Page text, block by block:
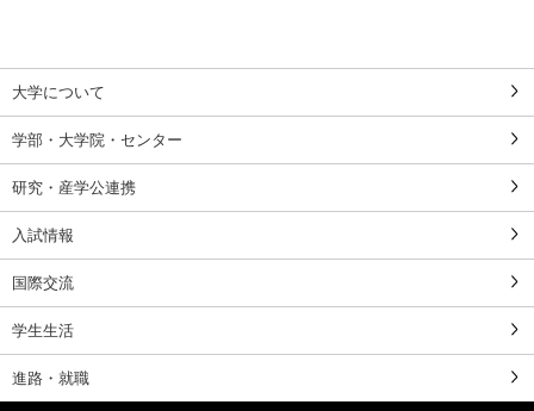
大学について
学部・大学院・センター
研究・産学公連携
入試情報
国際交流
学生生活
進路・就職